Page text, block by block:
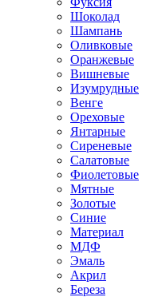
Шоколад
Шампань
Оливковые
Оранжевые
Вишневые
Изумрудные
Венге
Ореховые
Янтарные
Сиреневые
Салатовые
Фиолетовые
Мятные
Золотые
Синие
Материал
МДФ
Эмаль
Акрил
Береза